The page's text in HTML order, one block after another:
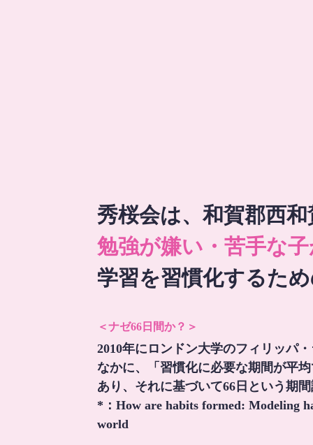
秀桜会は、和賀郡西
勉強が嫌い・苦手な
学習を習慣化するた
＜ナゼ66日間か？＞
2010年にロンドン大学のフィリッパ
なかに、「習慣化に必要な期間が平
あり、それに基づいて66日という期
*：How are habits formed: Modeling
world